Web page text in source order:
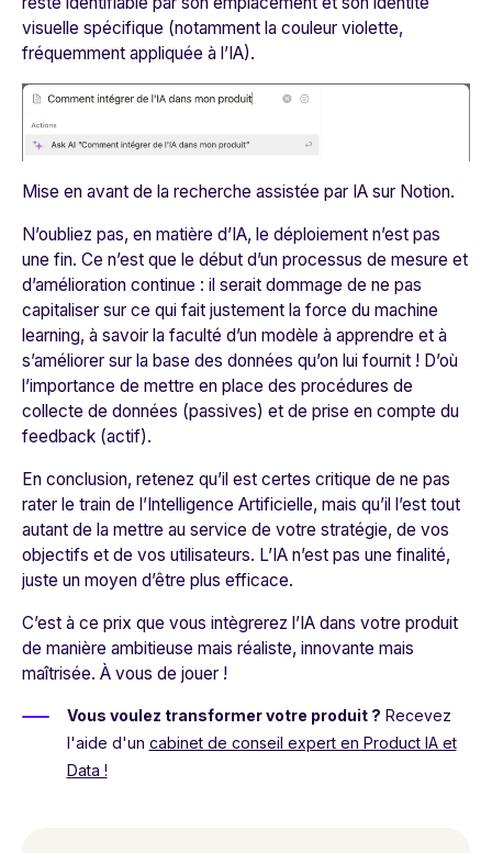
visuelle spécifique (notamment la couleur violette,
fréquemment appliquée à l’IA).
Mise en avant de la recherche assistée par IA sur Notion.
N’oubliez pas, en matière d’IA, le déploiement n’est pas
une fin. Ce n’est que le début d’un processus de mesure et
d’amélioration continue : il serait dommage de ne pas
capitaliser sur ce qui fait justement la force du machine
learning, à savoir la faculté d’un modèle à apprendre et à
s’améliorer sur la base des données qu’on lui fournit ! D’où
l’importance de mettre en place des procédures de
collecte de données (passives) et de prise en compte du
feedback (actif).
En conclusion, retenez qu’il est certes critique de ne pas
rater le train de l’Intelligence Artificielle, mais qu’il l’est tout
autant de la mettre au service de votre stratégie, de vos
objectifs et de vos utilisateurs. L’IA n’est pas une finalité,
juste un moyen d’être plus efficace.
C’est à ce prix que vous intègrerez l’IA dans votre produit
de manière ambitieuse mais réaliste, innovante mais
maîtrisée. À vous de jouer !
Vous voulez transformer votre produit ? Recevez
l'aide d'un cabinet de conseil expert en Product IA et
Data !